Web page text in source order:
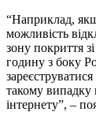
“Наприклад,
можливість
зону покриття
годину з боку
такому випадку
інтернету”, –